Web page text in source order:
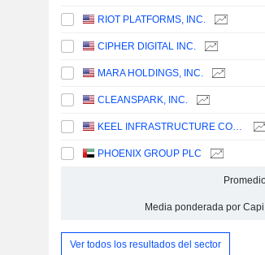
RIOT PLATFORMS, INC.
CIPHER DIGITAL INC.
MARA HOLDINGS, INC.
CLEANSPARK, INC.
KEEL INFRASTRUCTURE CORP.
PHOENIX GROUP PLC
Media ponderada por
Ver todos los resultados del sector